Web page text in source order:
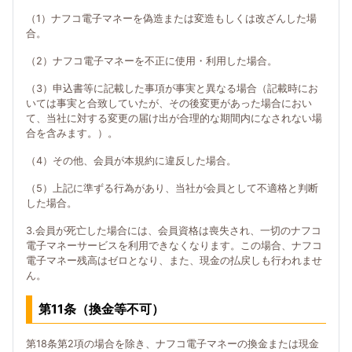
（1）ナフコ電子マネーを偽造または変造もしくは改ざんした場
合。
（2）ナフコ電子マネーを不正に使用・利用した場合。
（3）申込書等に記載した事項が事実と異なる場合（記載時にお
いては事実と合致していたが、その後変更があった場合におい
て、当社に対する変更の届け出が合理的な期間内になされない場
合を含みます。）。
（4）その他、会員が本規約に違反した場合。
（5）上記に準ずる行為があり、当社が会員として不適格と判断
した場合。
3.会員が死亡した場合には、会員資格は喪失され、一切のナフコ
電子マネーサービスを利用できなくなります。この場合、ナフコ
電子マネー残高はゼロとなり、また、現金の払戻しも行われませ
ん。
第11条（換金等不可）
第18条第2項の場合を除き、ナフコ電子マネーの換金または現金